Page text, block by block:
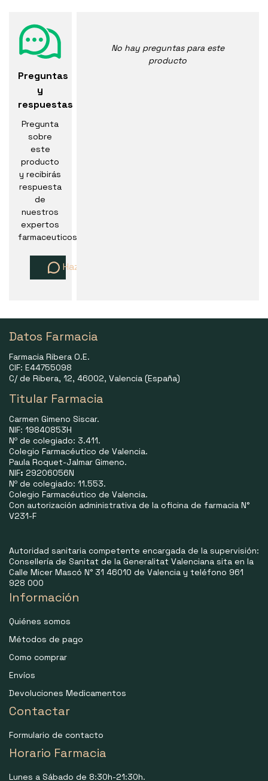
Preguntas
y
respuestas
Pregunta
sobre
este
producto
y recibirás
respuesta
de
nuestros
expertos
farmaceuticos
Haz una pregunta
No hay preguntas para este
producto
Datos Farmacia
Farmacia Ribera O.E.
CIF: E44755098
C/ de Ribera, 12, 46002, Valencia (España)
Titular Farmacia
Carmen Gimeno Siscar.
NIF: 19840853H
Nº de colegiado: 3.411.
Colegio Farmacéutico de Valencia.
Paula Roquet-Jalmar Gimeno.
NIF: 29206056N
Nº de colegiado: 11.553.
Colegio Farmacéutico de Valencia.
Con autorización administrativa de la oficina de farmacia N°
V231-F
Autoridad sanitaria competente encargada de la supervisión:
Consellería de Sanitat de la Generalitat Valenciana sita en la
Calle Micer Mascó N° 31 46010 de Valencia y teléfono 961
928 000
Información
Quiénes somos
Métodos de pago
Como comprar
Envíos
Devoluciones Medicamentos
Contactar
Formulario de contacto
Horario Farmacia
Lunes a Sábado de 8:30h-21:30h.